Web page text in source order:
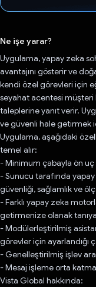
Ne işe yarar?
Uygulama, yapay zeka
avantajını gösterir ve
kendi özel görevleri için
seyahat acentesi müşteri
taleplerine yanıt verir.
ve güvenli hale getirmek
Uygulama, aşağıdaki
temel alır:
- Minimum çabayla ön uç
- Sunucu tarafında
güvenliği, sağlamlık ve
- Farklı yapay zeka
getirmenize olanak
- Modülerleştirilmiş
görevler için ayarlandığı
- Genelleştirilmiş işlev
- Mesaj işleme orta
Vista Global hakkında: